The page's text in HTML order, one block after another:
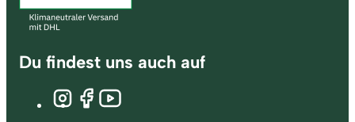
Du findest uns auch auf